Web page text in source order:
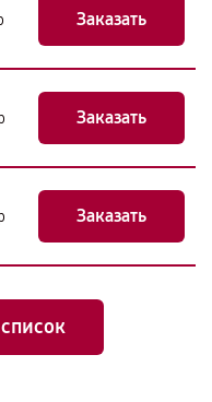
Заказать
Заказать
Заказать